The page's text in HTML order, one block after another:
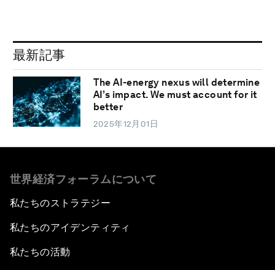
最新記事
The AI-energy nexus will determine
AI’s impact. We must account for it
better
2025年12月01日
世界経済フォーラムについて
私たちのストラテジー
私たちのアイデンティティ
私たちの活動